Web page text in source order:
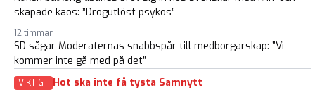
skapade kaos: ”Drogutlöst psykos”
12 timmar
SD sågar Moderaternas snabbspår till medborgarskap: ”Vi
kommer inte gå med på det”
VIKTIGT Hot ska inte få tysta Samnytt